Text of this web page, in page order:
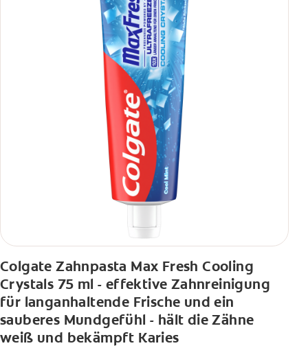
Colgate Zahnpasta Max Fresh Cooling
Crystals 75 ml - effektive Zahnreinigung
für langanhaltende Frische und ein
sauberes Mundgefühl - hält die Zähne
weiß und bekämpft Karies